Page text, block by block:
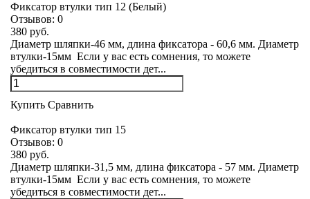
Фиксатор втулки тип 12 (Белый)
Отзывов: 0
380 руб.
Диаметр шляпки-46 мм, длина фиксатора - 60,6 мм. Диаметр
втулки-15мм Если у вас есть сомнения, то можете
убедиться в совместимости дет...
Купить Сравнить
Фиксатор втулки тип 15
Отзывов: 0
380 руб.
Диаметр шляпки-31,5 мм, длина фиксатора - 57 мм. Диаметр
втулки-15мм Если у вас есть сомнения, то можете
убедиться в совместимости дет...